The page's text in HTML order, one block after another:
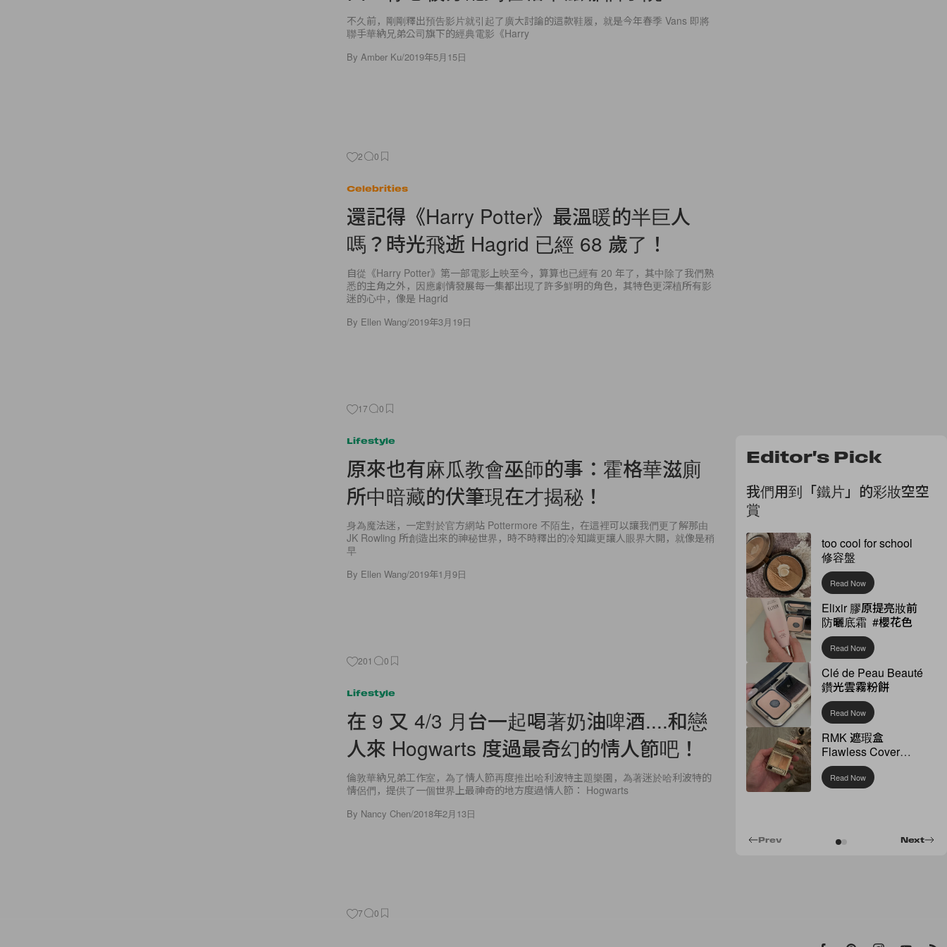
不久前，剛剛釋出預告影片就引起了廣大討論的這款鞋履，就是今年春季 Vans 即將
聯手華納兄弟公司旗下的經典電影《Harry
By Amber Ku/2019年5月15日
2 0
Celebrities
還記得《Harry Potter》最溫暖的半巨人
嗎？時光飛逝 Hagrid 已經 68 歲了！
自從《Harry Potter》第一部電影上映至今，算算也已經有 20 年了，其中除了我們熟
悉的主角之外，因應劇情發展每一集都出現了許多鮮明的角色，其特色更深植所有影
迷的心中，像是 Hagrid
By Ellen Wang/2019年3月19日
17 0
Lifestyle
原來也有麻瓜教會巫師的事：霍格華滋廁
所中暗藏的伏筆現在才揭秘！
身為魔法迷，一定對於官方網站 Pottermore 不陌生，在這裡可以讓我們更了解那由
JK Rowling 所創造出來的神秘世界，時不時釋出的冷知識更讓人眼界大開，就像是稍
早
By Ellen Wang/2019年1月9日
201 0
Lifestyle
在 9 又 4/3 月台一起喝著奶油啤酒....和戀
人來 Hogwarts 度過最奇幻的情人節吧！
倫敦華納兄弟工作室，為了情人節再度推出哈利波特主題樂園，為著迷於哈利波特的
情侶們，提供了一個世界上最神奇的地方度過情人節： Hogwarts
By Nancy Chen/2018年2月13日
7 0
Editor's Pick
我們用到「鐵片」的彩妝空空
賞
too cool for school
修容盤
Read Now
Elixir 膠原提亮妝前
防曬底霜 #櫻花色
Read Now
Clé de Peau Beauté
鑽光雲霧粉餅
Read Now
RMK 遮瑕盒
Flawless Cover
Concealer
Read Now
Next
Prev